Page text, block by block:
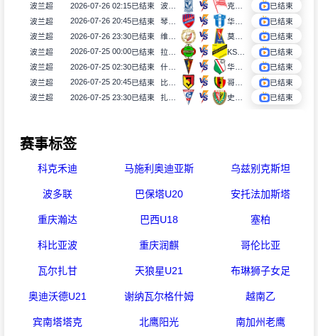
波兰超
2026-07-26 02:15已结束
已结束
波兰超
2026-07-26 20:45已结束
已结束
波兰超
2026-07-26 23:30已结束
已结束
波兰超
2026-07-25 00:00已结束
已结束
波兰超
2026-07-25 02:30已结束
已结束
波兰超
2026-07-25 20:45已结束
已结束
波兰超
2026-07-25 23:30已结束 已结束
赛事标签
科克禾迪 马施利奥迪亚斯 乌兹别克斯坦
波多联 巴保塔U20 安托法加斯塔
重庆瀚达 巴西U18 塞柏
科比亚波 重庆润麒 哥伦比亚
瓦尔扎甘 天狼星U21 布琳狮子女足
奥迪沃德U21 谢纳瓦尔格什姆 越南乙
宾南塔塔克 北鹰阳光 南加州老鹰